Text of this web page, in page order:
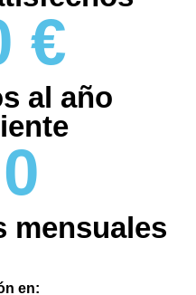
€
al año
0
mensuales